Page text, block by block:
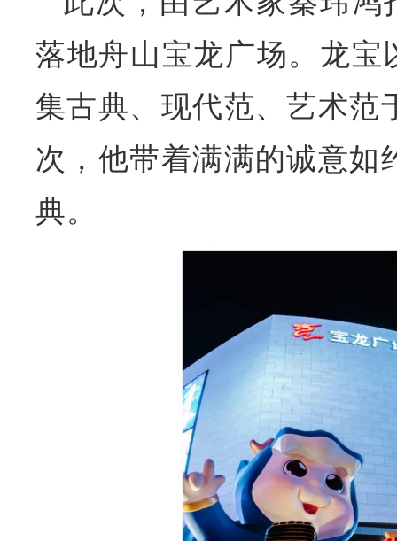
落地舟山宝龙广场。龙宝
集古典、现代范、艺术范
次，他带着满满的诚意如
典。